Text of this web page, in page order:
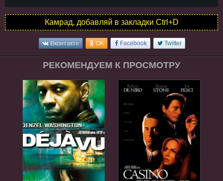
Камрад, добавляй в закладки Ctrl+D
Вконтакте OK Facebook Twitter
РЕКОМЕНДУЕМ К ПРОСМОТРУ